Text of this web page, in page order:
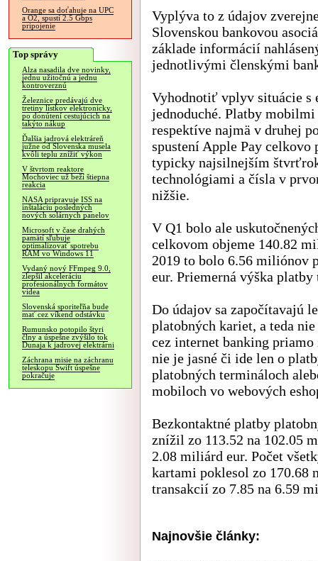
Orange sa doťahuje na UPC
a O2, spustí 2.5 Gbps
pripojenie
Top správy
Alza nasadila dve novinky,
jednu užitočnú a jednu
kontroverznú
Železnice predávajú dve
tretiny lístkov elektronicky,
po donútení cestujúcich na
takýto nákup
Ďalšia jadrová elektráreň
južne od Slovenska musela
kvôli teplu znížiť výkon
V štvrtom reaktore
Mochoviec už beží štiepna
reakcia
NASA pripravuje ISS na
inštaláciu posledných
nových solárnych panelov
Microsoft v čase drahých
pamätí sľubuje
optimalizovať spotrebu
RAM vo Windows 11
Vydaný nový FFmpeg 9.0,
zlepšil akceleráciu
profesionálnych formátov
videa
Slovenská sporiteľňa bude
mať cez víkend odstávku
Rumunsko potopilo štyri
člny a úspešne zvýšilo tok
Dunaja k jadrovej elektrárni
Záchrana misie na záchranu
teleskopu Swift úspešne
pokračuje
Vyplýva to z údajov
Slovenskou bankovou
základe informácií
jednotlivými členskými
Vyhodnotiť vplyv situácie s
jednoduché. Platby
respektíve najmä v druhej
spustení Apple Pay
typicky najsilnejším
technológiami a čísla v
nižšie.
V Q1 bolo ale
celkovom objeme 140.82
2019 to bolo 6.56 miliónov
eur. Priemerná výška
Do údajov sa započítavajú
platobných kariet, a teda
cez internet banking priamo
nie je jasné či ide len o
platobných termináloch
mobiloch vo webových
Bezkontaktné platby
znížil zo 113.52 na 102.05
2.08 miliárd eur. Počet
kartami poklesol zo 170.68
transakcií zo 7.85 na 6.59
Najnovšie články: